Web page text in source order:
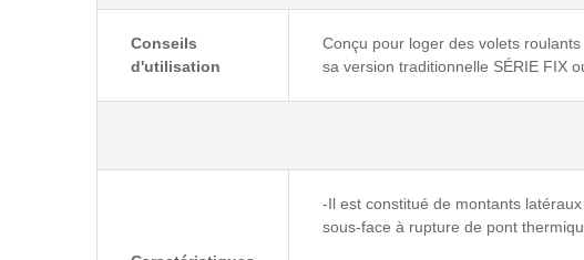
Conseils
d'utilisation
Conçu pour loger des volets
sa version traditionnelle SÉRIE FIX
-Il est constitué de montants
sous-face à rupture de pont